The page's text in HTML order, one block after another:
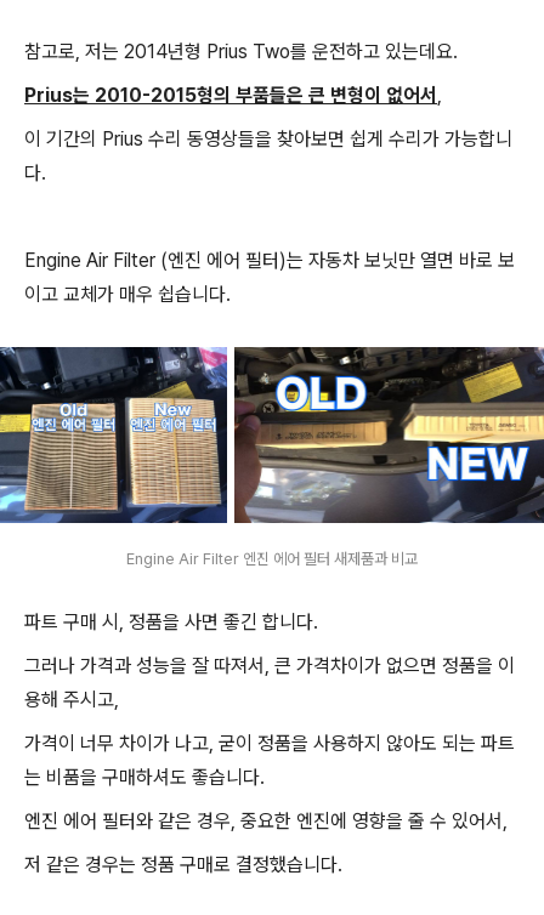
참고로, 저는 2014년형 Prius Two를 운전하고 있는데요.
Prius는 2010-2015형의 부품들은 큰 변형이 없어서 ,
이 기간의 Prius 수리 동영상들을 찾아보면 쉽게 수리가 가능합니
다.
Engine Air Filter (엔진 에어 필터)는 자동차 보닛만 열면 바로 보
이고 교체가 매우 쉽습니다.
Engine Air Filter 엔진 에어 필터 새제품과 비교
파트 구매 시, 정품을 사면 좋긴 합니다.
그러나 가격과 성능을 잘 따져서, 큰 가격차이가 없으면 정품을 이
용해 주시고,
가격이 너무 차이가 나고, 굳이 정품을 사용하지 않아도 되는 파트
는 비품을 구매하셔도 좋습니다.
엔진 에어 필터와 같은 경우, 중요한 엔진에 영향을 줄 수 있어서,
저 같은 경우는 정품 구매로 결정했습니다.